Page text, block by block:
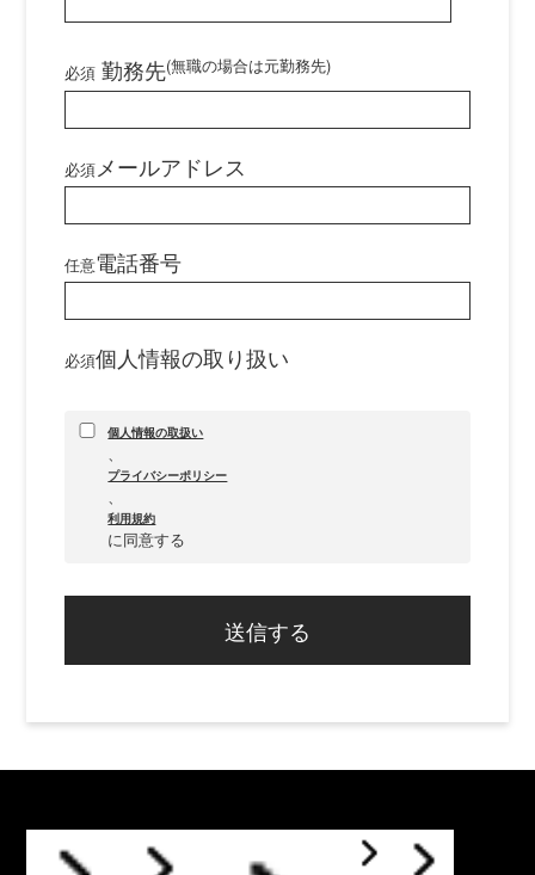
必須 勤務先(無職の場合は元勤務先)
必須 メールアドレス
任意電話番号
必須個人情報の取り扱い
個人情報の取扱い
、
プライバシーポリシー
、
利用規約
に同意する
送信する